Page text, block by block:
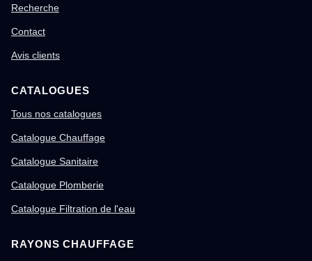
Recherche
Contact
Avis clients
CATALOGUES
Tous nos catalogues
Catalogue Chauffage
Catalogue Sanitaire
Catalogue Plomberie
Catalogue Filtration de l'eau
RAYONS CHAUFFAGE